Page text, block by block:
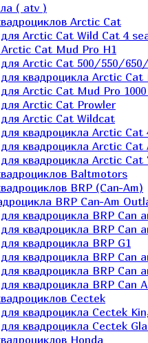
( atv )
Arctic Cat
Arctic Cat Wild Cat 4
Cat Mud Pro H1
Arctic Cat 500/550/650/
квадроцикла Arctic Cat
Arctic Cat Mud Pro 1000
Arctic Cat Prowler
Arctic Cat Wildcat
квадроцикла Arctic
квадроцикла Arctic
квадроцикла Arctic Cat
Baltmotors
BRP (Can-Am)
BRP Can-Am
квадроцикла BRP Can
квадроцикла BRP Can
квадроцикла BRP G1
квадроцикла BRP Can
квадроцикла BRP Can
квадроцикла BRP Can
Cectek
квадроцикла Cectek
квадроцикла Cectek
Honda